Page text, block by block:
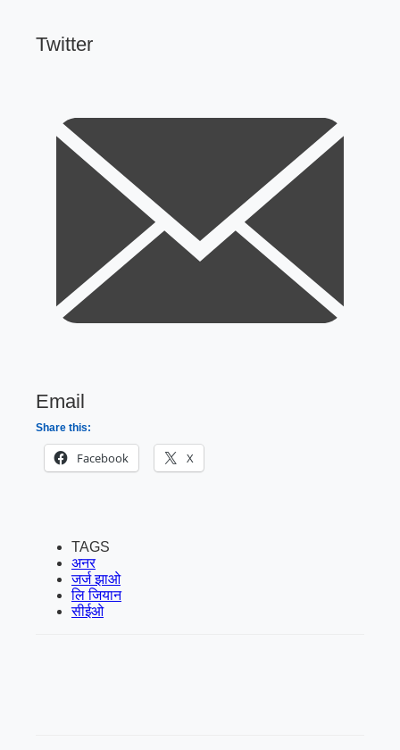
Twitter
Email
Share this:
Facebook X
TAGS
अनर
जर्ज झाओ
लि जियान
सीईओ